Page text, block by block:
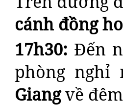
cánh đồng
17h30: Đến
phòng nghỉ
Giangvề